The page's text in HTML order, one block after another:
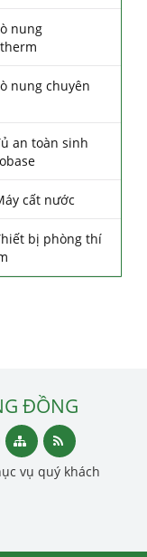
nung
nung chuyên
an toàn sinh
cất nước
bị phòng thí
ĐỒNG
vụ quý khách